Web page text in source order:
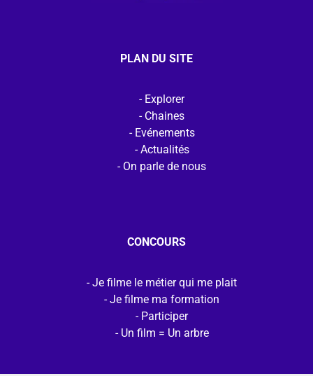
PLAN DU SITE
Explorer
Chaines
Evénements
Actualités
On parle de nous
CONCOURS
Je filme le métier qui me plait
Je filme ma formation
Participer
Un film = Un arbre